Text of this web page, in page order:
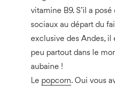
vitamine B9. S’il a
sociaux au départ du
exclusive des Andes, il
peu partout dans le
aubaine !
Le popcorn. Oui vous